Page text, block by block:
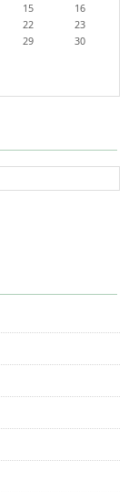
15
16
22
23
29
30